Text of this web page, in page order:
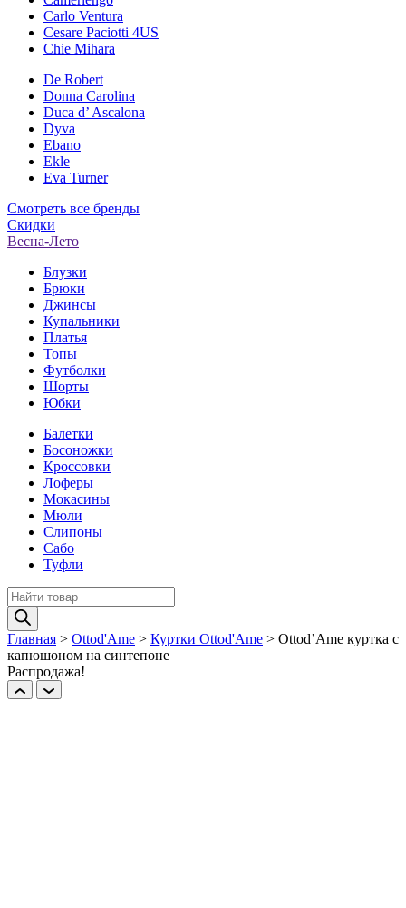
Carlo Ventura
Cesare Paciotti 4US
Chie Mihara
De Robert
Donna Carolina
Duca d’ Ascalona
Dyva
Ebano
Ekle
Eva Turner
Смотреть все бренды
Скидки
Весна-Лето
Блузки
Брюки
Джинсы
Купальники
Платья
Топы
Футболки
Шорты
Юбки
Балетки
Босоножки
Кроссовки
Лоферы
Мокасины
Мюли
Слипоны
Сабо
Туфли
Поиск
товаров
Главная > Ottod'Ame > Куртки Ottod'Ame > Ottod’Ame куртка c
капюшоном на синтепоне
Распродажа!